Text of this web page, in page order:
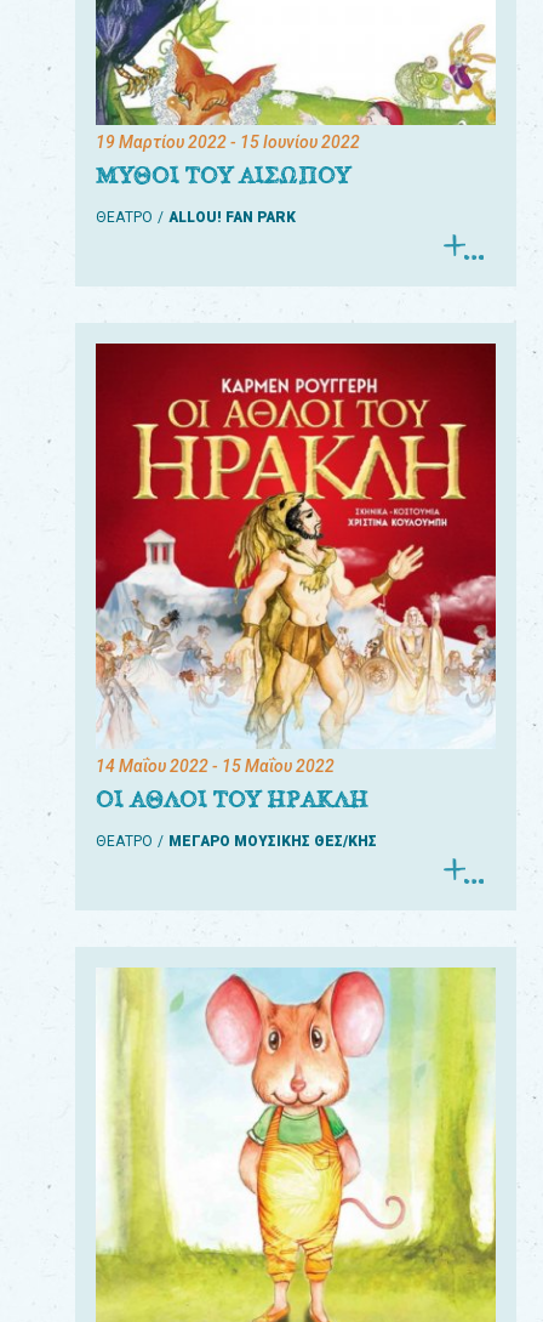
19 Μαρτίου 2022- 15 Ιουνίου 2022
ΜΥΘΟΙ ΤΟΥ ΑΙΣΩΠΟΥ
ΘΕΑΤΡΟ ALLOU! FAN PARK
14 Μαΐου 2022- 15 Μαΐου 2022
ΟΙ ΑΘΛΟΙ ΤΟΥ ΗΡΑΚΛΗ
ΘΕΑΤΡΟ ΜΕΓΑΡΟ ΜΟΥΣΙΚΗΣ ΘΕΣ/ΚΗΣ